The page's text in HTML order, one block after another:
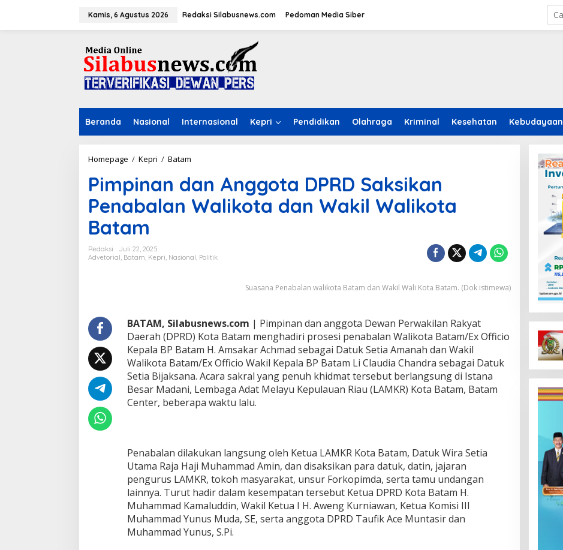
Kamis, 6 Agustus 2026 Redaksi Silabusnews.com Pedoman Media Siber
Beranda Nasional Internasional Kepri Pendidikan Olahraga Kriminal Kesehatan Kebudayaan
Homepage / Kepri / Batam
m
p
i
n
a
o
t
a
D
P
R
D
S
a
k
a
n
P
e
n
a
b
a
Pimpinan dan Anggota DPRD Saksikan
Penabalan Walikota dan Wakil Walikota
Batam
Redaksi
Juli 22, 2025
Advetorial, Batam, Kepri, Nasional, Politik
Suasana Penabalan walikota Batam dan Wakil Wali Kota Batam. (Dok istimewa)
BATAM, Silabusnews.com | Pimpinan dan anggota Dewan Perwakilan Rakyat
Daerah (DPRD) Kota Batam menghadiri prosesi penabalan Walikota Batam/Ex Officio
Kepala BP Batam H. Amsakar Achmad sebagai Datuk Setia Amanah dan Wakil
Walikota Batam/Ex Officio Wakil Kepala BP Batam Li Claudia Chandra sebagai Datuk
Setia Bijaksana. Acara sakral yang penuh khidmat tersebut berlangsung di Istana
Besar Madani, Lembaga Adat Melayu Kepulauan Riau (LAMKR) Kota Batam, Batam
Center, beberapa waktu lalu.
Penabalan dilakukan langsung oleh Ketua LAMKR Kota Batam, Datuk Wira Setia
Utama Raja Haji Muhammad Amin, dan disaksikan para datuk, datin, jajaran
pengurus LAMKR, tokoh masyarakat, unsur Forkopimda, serta tamu undangan
lainnya. Turut hadir dalam kesempatan tersebut Ketua DPRD Kota Batam H.
Muhammad Kamaluddin, Wakil Ketua I H. Aweng Kurniawan, Ketua Komisi III
Muhammad Yunus Muda, SE, serta anggota DPRD Taufik Ace Muntasir dan
Muhammad Yunus, S.Pi.